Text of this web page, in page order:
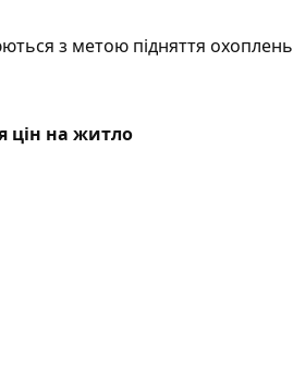
з метою підняття охоплень
цін на житло